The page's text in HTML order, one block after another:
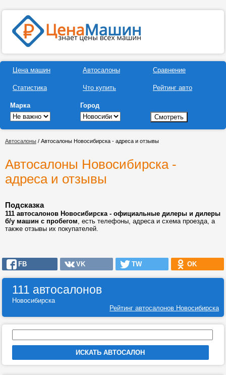
Цена машин
Статистика
Автосалоны
Что купить
Сравнение
Рейтинг авто
Марка Город
Автосалоны / Автосалоны Новосибирска - адреса и отзывы
Автосалоны Новосибирска -
адреса и отзывы
Подсказка
111 автосалонов Новосибирска - официальные дилеры и дилеры
б/у машин с пробегом, есть телефоны, адреса и схема проезда, а
также отзывы их покупателей.
FB VK TW OK
111 автосалонов
Новосибирска
Рейтинг автосалонов Новосибирска